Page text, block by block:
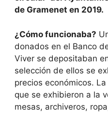
de Gramenet en 2019.
¿Cómo funcionaba?
donados en el Banco
Viver se depositaban
selección de ellos se
precios económicos.
que se exhibieron a la
mesas, archiveros,